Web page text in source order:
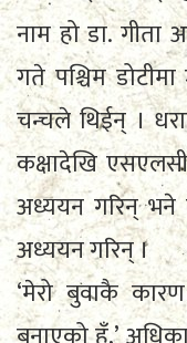
नाम हो डा. गीता
गते पश्चिम
चन्चले थिईन् ।
कक्षादेखि
अध्ययन गरिन् भने
अध्ययन गरिन् ।
‘मेरो बुवाकै